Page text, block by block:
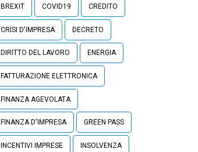
BREXIT COVID19 CREDITO
CRISI D'IMPRESA DECRETO
DIRITTO DEL LAVORO ENERGIA
FATTURAZIONE ELETTRONICA
FINANZA AGEVOLATA
FINANZA D'IMPRESA GREEN PASS
INCENTIVI IMPRESE INSOLVENZA